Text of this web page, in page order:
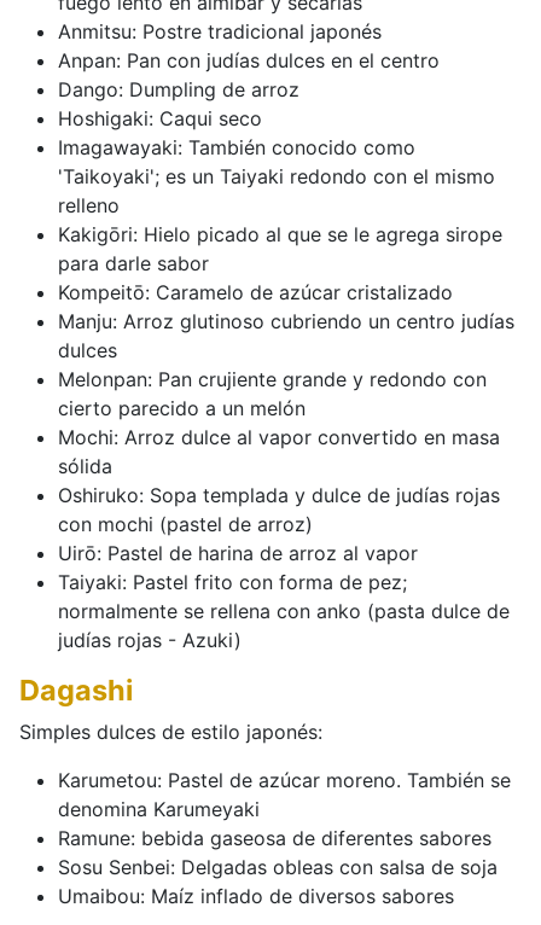
Anmitsu: Postre tradicional japonés
Anpan: Pan con judías dulces en el centro
Dango: Dumpling de arroz
Hoshigaki: Caqui seco
Imagawayaki: También conocido como
'Taikoyaki'; es un Taiyaki redondo con el mismo
relleno
Kakigōri: Hielo picado al que se le agrega sirope
para darle sabor
Kompeitō: Caramelo de azúcar cristalizado
Manju: Arroz glutinoso cubriendo un centro judías
dulces
Melonpan: Pan crujiente grande y redondo con
cierto parecido a un melón
Mochi: Arroz dulce al vapor convertido en masa
sólida
Oshiruko: Sopa templada y dulce de judías rojas
con mochi (pastel de arroz)
Uirō: Pastel de harina de arroz al vapor
Taiyaki: Pastel frito con forma de pez;
normalmente se rellena con anko (pasta dulce de
judías rojas - Azuki)
Dagashi
Simples dulces de estilo japonés:
Karumetou: Pastel de azúcar moreno. También se
denomina Karumeyaki
Ramune: bebida gaseosa de diferentes sabores
Sosu Senbei: Delgadas obleas con salsa de soja
Umaibou: Maíz inflado de diversos sabores